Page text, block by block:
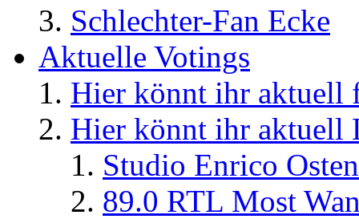
Schlechter-Fan Ecke
Aktuelle Votings
Hier könnt ihr aktuell
Hier könnt ihr aktuell
Studio Enrico
89.0 RTL Most